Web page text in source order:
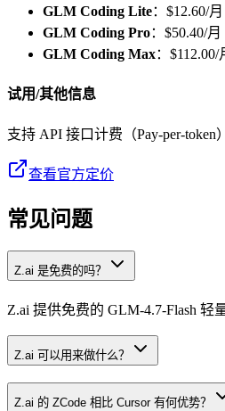
GLM Coding Lite：$12.60/
GLM Coding Pro：$50.40/
GLM Coding Max：
试用/其他信息
支持 API 接口计费（Pay-per-
查看官方定价
常见问题
Z.ai 是免费的吗？
Z.ai 提供免费的 GLM-4.7-Flash
Z.ai 可以用来做什么？
Z.ai 的 ZCode 相比 Cursor 有何优势？